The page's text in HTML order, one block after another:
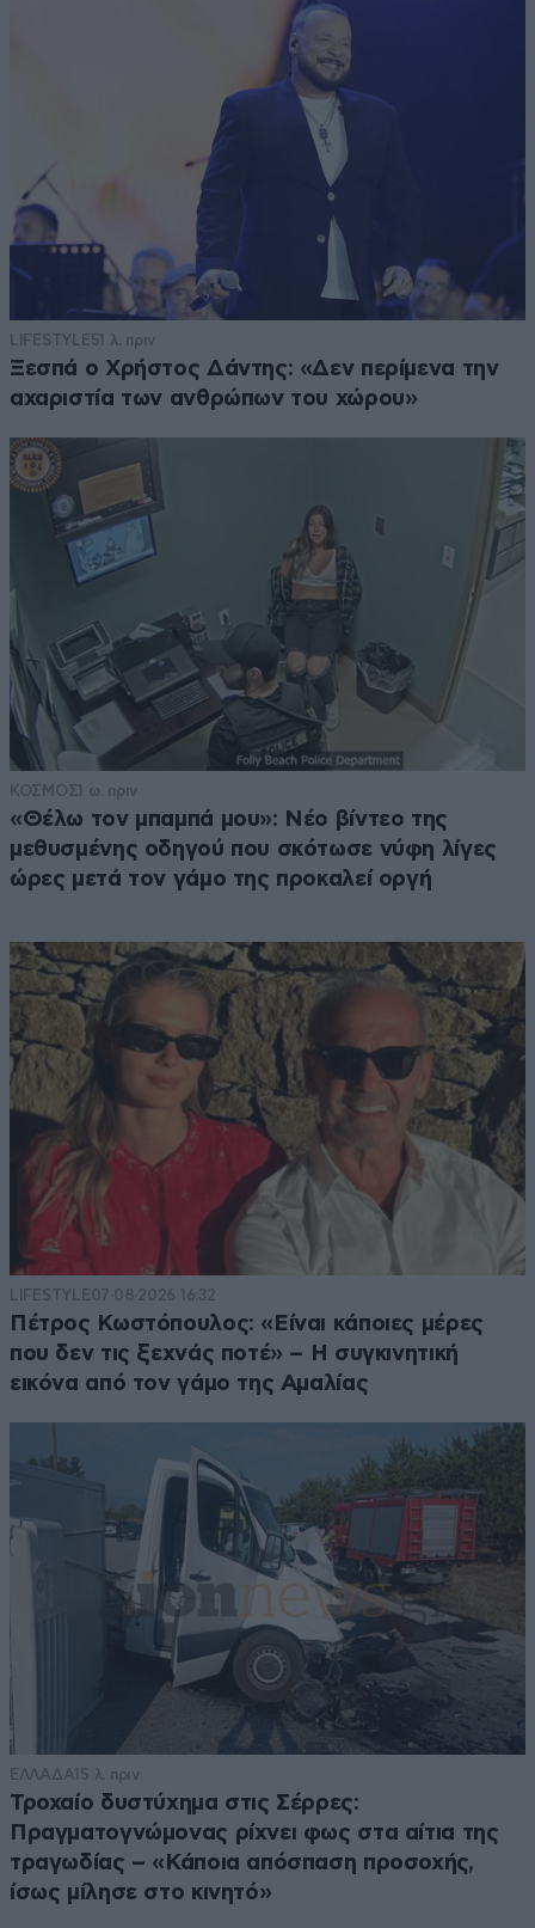
LIFESTYLE51 λ. πριν
Ξεσπά ο Χρήστος Δάντης: «Δεν περίμενα την
αχαριστία των ανθρώπων του χώρου»
ΚΟΣΜΟΣ1 ω. πριν
«Θέλω τον μπαμπά μου»: Νέο βίντεο της
μεθυσμένης οδηγού που σκότωσε νύφη λίγες
ώρες μετά τον γάμο της προκαλεί οργή
LIFESTYLE07·08·2026 16:32
Πέτρος Κωστόπουλος: «Είναι κάποιες μέρες
που δεν τις ξεχνάς ποτέ» – Η συγκινητική
εικόνα από τον γάμο της Αμαλίας
ΕΛΛΑΔΑ15 λ. πριν
Τροχαίο δυστύχημα στις Σέρρες:
Πραγματογνώμονας ρίχνει φως στα αίτια της
τραγωδίας – «Κάποια απόσπαση προσοχής,
ίσως μίλησε στο κινητό»